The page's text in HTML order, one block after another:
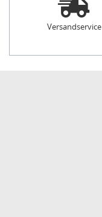
Versandservice